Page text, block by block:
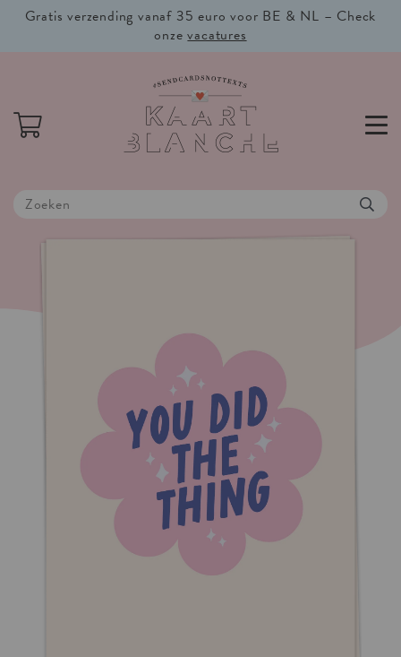
Gratis verzending vanaf 35 euro voor BE & NL – Check
onzevacatures